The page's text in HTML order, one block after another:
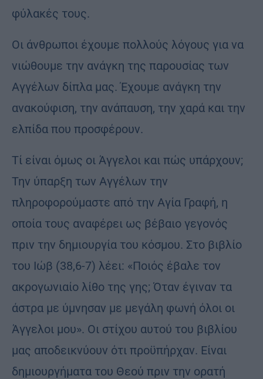
φύλακές τους.
Οι άνθρωποι έχουμε πολλούς λόγους για να
νιώθουμε την ανάγκη της παρουσίας των
Αγγέλων δίπλα μας. Έχουμε ανάγκη την
ανακούφιση, την ανάπαυση, την χαρά και την
ελπίδα που προσφέρουν.
Τί είναι όμως οι Άγγελοι και πώς υπάρχουν;
Την ύπαρξη των Αγγέλων την
πληροφορούμαστε από την Αγία Γραφή, η
οποία τους αναφέρει ως βέβαιο γεγονός
πριν την δημιουργία του κόσμου. Στο βιβλίο
του Ιώβ (38,6-7) λέει: «Ποιός έβαλε τον
ακρογωνιαίο λίθο της γης; Όταν έγιναν τα
άστρα με ύμνησαν με μεγάλη φωνή όλοι οι
Άγγελοι μου». Οι στίχου αυτού του βιβλίου
μας αποδεικνύουν ότι προϋπήρχαν. Είναι
δημιουργήματα του Θεού πριν την ορατή